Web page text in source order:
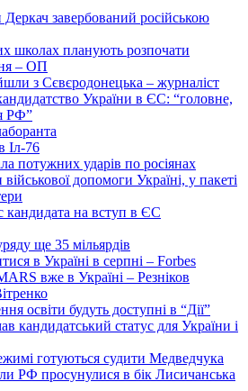
завербований російською
школах планують розпочати
– ОП
з Сєвєродонецька – журналіст
України в ЄС: “головне,
РФ”
Іл-76
потужних ударів по росіянах
допомоги Україні, у пакеті
кандидата на вступ в ЄС
ще 35 мільярдів
в Україні в серпні – Forbes
вже в Україні – Резніков
освіти будуть доступні в “Дії”
кандидатський статус для України і
готуються судити Медведчука
РФ просунулися в бік Лисичанська